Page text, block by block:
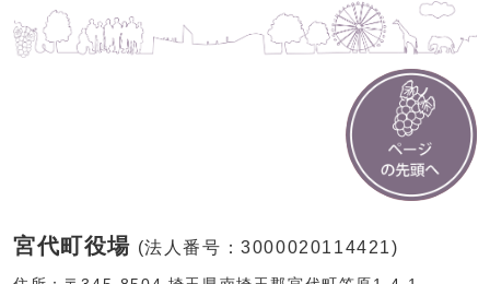
宮代町役場 (法人番号：3000020114421)